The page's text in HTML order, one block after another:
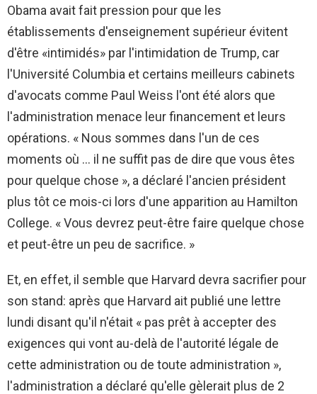
Obama avait fait pression pour que les
établissements d'enseignement supérieur évitent
d'être «intimidés» par l'intimidation de Trump, car
l'Université Columbia et certains meilleurs cabinets
d'avocats comme Paul Weiss l'ont été alors que
l'administration menace leur financement et leurs
opérations. « Nous sommes dans l'un de ces
moments où … il ne suffit pas de dire que vous êtes
pour quelque chose », a déclaré l'ancien président
plus tôt ce mois-ci lors d'une apparition au Hamilton
College. « Vous devrez peut-être faire quelque chose
et peut-être un peu de sacrifice. »
Et, en effet, il semble que Harvard devra sacrifier pour
son stand: après que Harvard ait publié une lettre
lundi disant qu'il n'était « pas prêt à accepter des
exigences qui vont au-delà de l'autorité légale de
cette administration ou de toute administration »,
l'administration a déclaré qu'elle gèlerait plus de 2